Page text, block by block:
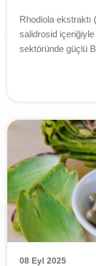
Rhodiola
salidrosid
sektöründe güçlü
08 Eyl 2025